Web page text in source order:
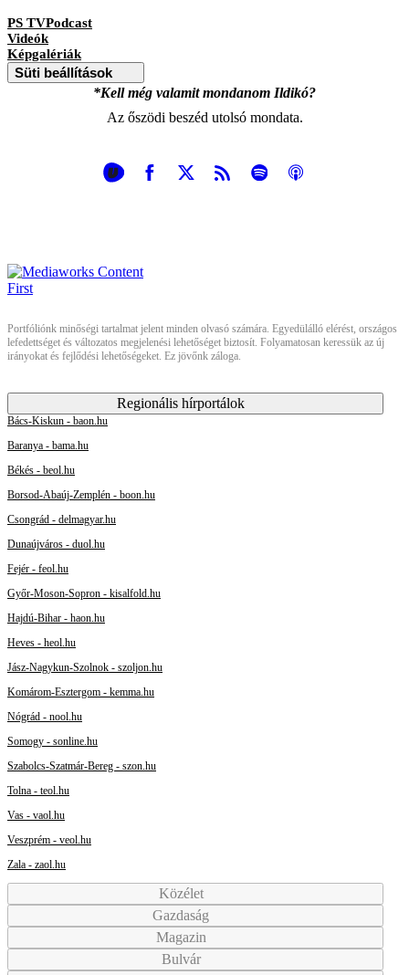
PS TVPodcast
Videók
Képgalériák
Süti beállítások
*Kell még valamit mondanom Ildikó?
Az őszödi beszéd utolsó mondata.
Portfóliónk minőségi tartalmat jelent minden olvasó számára. Egyedülálló elérést, országos
lefedettséget és változatos megjelenési lehetőséget biztosít. Folyamatosan keressük az új
irányokat és fejlődési lehetőségeket. Ez jövőnk záloga.
Regionális hírportálok
Bács-Kiskun - baon.hu
Baranya - bama.hu
Békés - beol.hu
Borsod-Abaúj-Zemplén - boon.hu
Csongrád - delmagyar.hu
Dunaújváros - duol.hu
Fejér - feol.hu
Győr-Moson-Sopron - kisalfold.hu
Hajdú-Bihar - haon.hu
Heves - heol.hu
Jász-Nagykun-Szolnok - szoljon.hu
Komárom-Esztergom - kemma.hu
Nógrád - nool.hu
Somogy - sonline.hu
Szabolcs-Szatmár-Bereg - szon.hu
Tolna - teol.hu
Vas - vaol.hu
Veszprém - veol.hu
Zala - zaol.hu
Közélet
Gazdaság
Magazin
Bulvár